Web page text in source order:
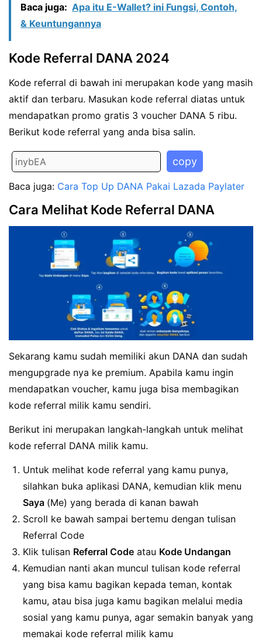
Baca juga: Apa itu E-Wallet? ini Fungsi, Contoh,
& Keuntungannya
Kode Referral DANA 2024
Kode referral di bawah ini merupakan kode yang masih
aktif dan terbaru. Masukan kode referral diatas untuk
mendapatkan promo gratis 3 voucher DANA 5 ribu.
Berikut kode referral yang anda bisa salin.
copy
Baca juga: Cara Top Up DANA Pakai Lazada Paylater
Cara Melihat Kode Referral DANA
Sekarang kamu sudah memiliki akun DANA dan sudah
mengupgrade nya ke premium. Apabila kamu ingin
mendapatkan voucher, kamu juga bisa membagikan
kode referral milik kamu sendiri.
Berikut ini merupakan langkah-langkah untuk melihat
kode referral DANA milik kamu.
Untuk melihat kode referral yang kamu punya,
silahkan buka aplikasi DANA, kemudian klik menu
Saya (Me) yang berada di kanan bawah
Scroll ke bawah sampai bertemu dengan tulisan
Referral Code
Klik tulisan Referral Code atau Kode Undangan
Kemudian nanti akan muncul tulisan kode referral
yang bisa kamu bagikan kepada teman, kontak
kamu, atau bisa juga kamu bagikan melalui media
sosial yang kamu punya, agar semakin banyak yang
memakai kode referral milik kamu